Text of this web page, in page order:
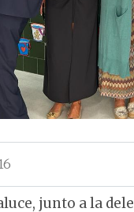
junto a la